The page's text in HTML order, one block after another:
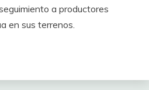
a productores
en sus terrenos.